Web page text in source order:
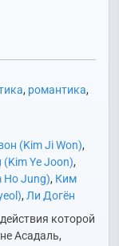
, романтика,
(Kim Ji Won),
Ye Joon),
Jung), Ким
, Ли Догён
Ли Хочхоль (Lee
Хёнсу (Park
которой
Асадаль,